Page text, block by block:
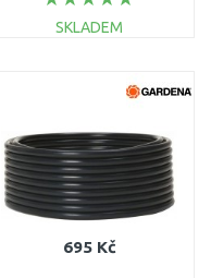
SKLADEM
695 Kč